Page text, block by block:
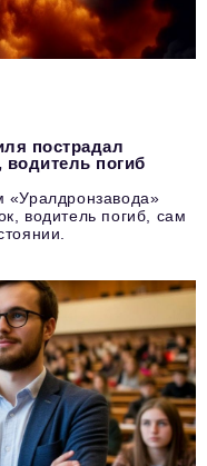
пострадал
водитель погиб
«Уралдронзавода»
водитель погиб, сам